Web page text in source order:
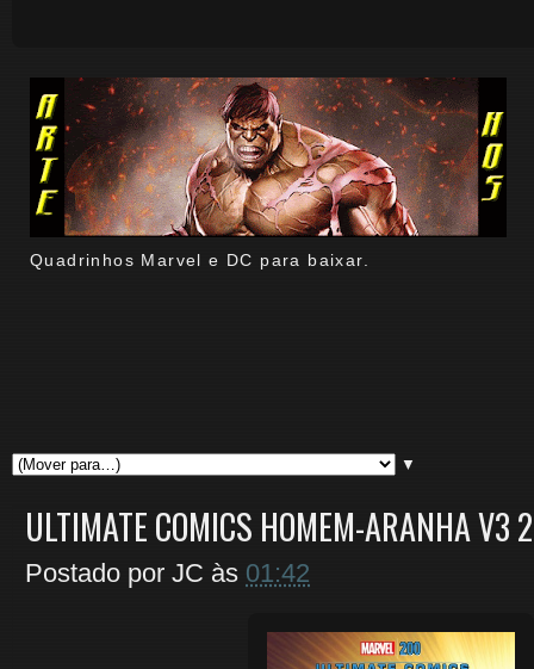
Quadrinhos Marvel e DC para baixar.
▼
ULTIMATE COMICS HOMEM-ARANHA
Postado por JC às 01:42